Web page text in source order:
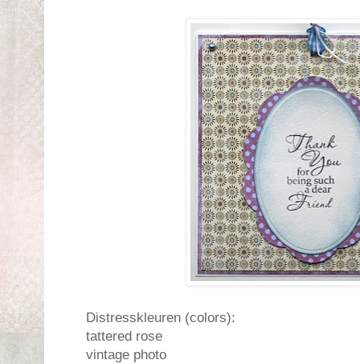
Distresskleuren (colors):
tattered rose
vintage photo